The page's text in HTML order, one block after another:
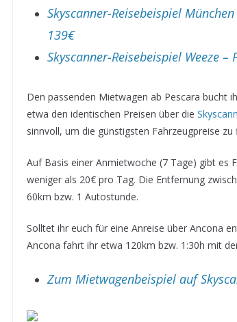
Skyscanner-Reisebeispiel
139€
Skyscanner-Reisebeispiel Weeze
Den passenden Mietwagen ab Pescara bucht
etwa den identischen Preisen über die
sinnvoll, um die günstigsten Fahrzeugpreise
Auf Basis einer Anmietwoche (7 Tage) gibt es
weniger als 20€ pro Tag. Die Entfernung
60km bzw. 1 Autostunde.
Solltet ihr euch für eine Anreise über Ancona
Ancona fahrt ihr etwa 120km bzw. 1:30h mit
Zum Mietwagenbeispiel auf